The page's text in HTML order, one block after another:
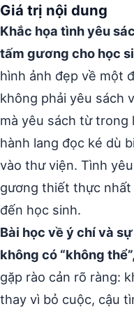
Giá trị nội dung
Khắc họa tình yêu
tấm gương cho học
hình ảnh đẹp về một
không phải yêu sách
mà yêu sách từ
hành lang đọc ké dù
vào thư viện. Tình
gương thiết thực
đến học sinh.
Bài học về ý chí và
không có “không
gặp rào cản rõ ràng:
thay vì bỏ cuộc, cậu